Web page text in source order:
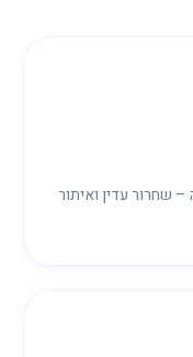
שחרור עדין ואיתור